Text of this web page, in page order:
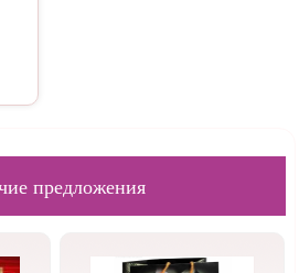
предложения